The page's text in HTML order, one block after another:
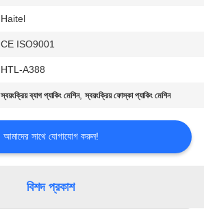
Haitel
CE ISO9001
HTL-A388
স্বয়ংক্রিয় ব্যাগ প্যাকিং মেশিন,স্বয়ংক্রিয় ফোস্কা প্যাকিং মেশিন
আমাদের সাথে যোগাযোগ করুন!
বিশদ প্রকাশ